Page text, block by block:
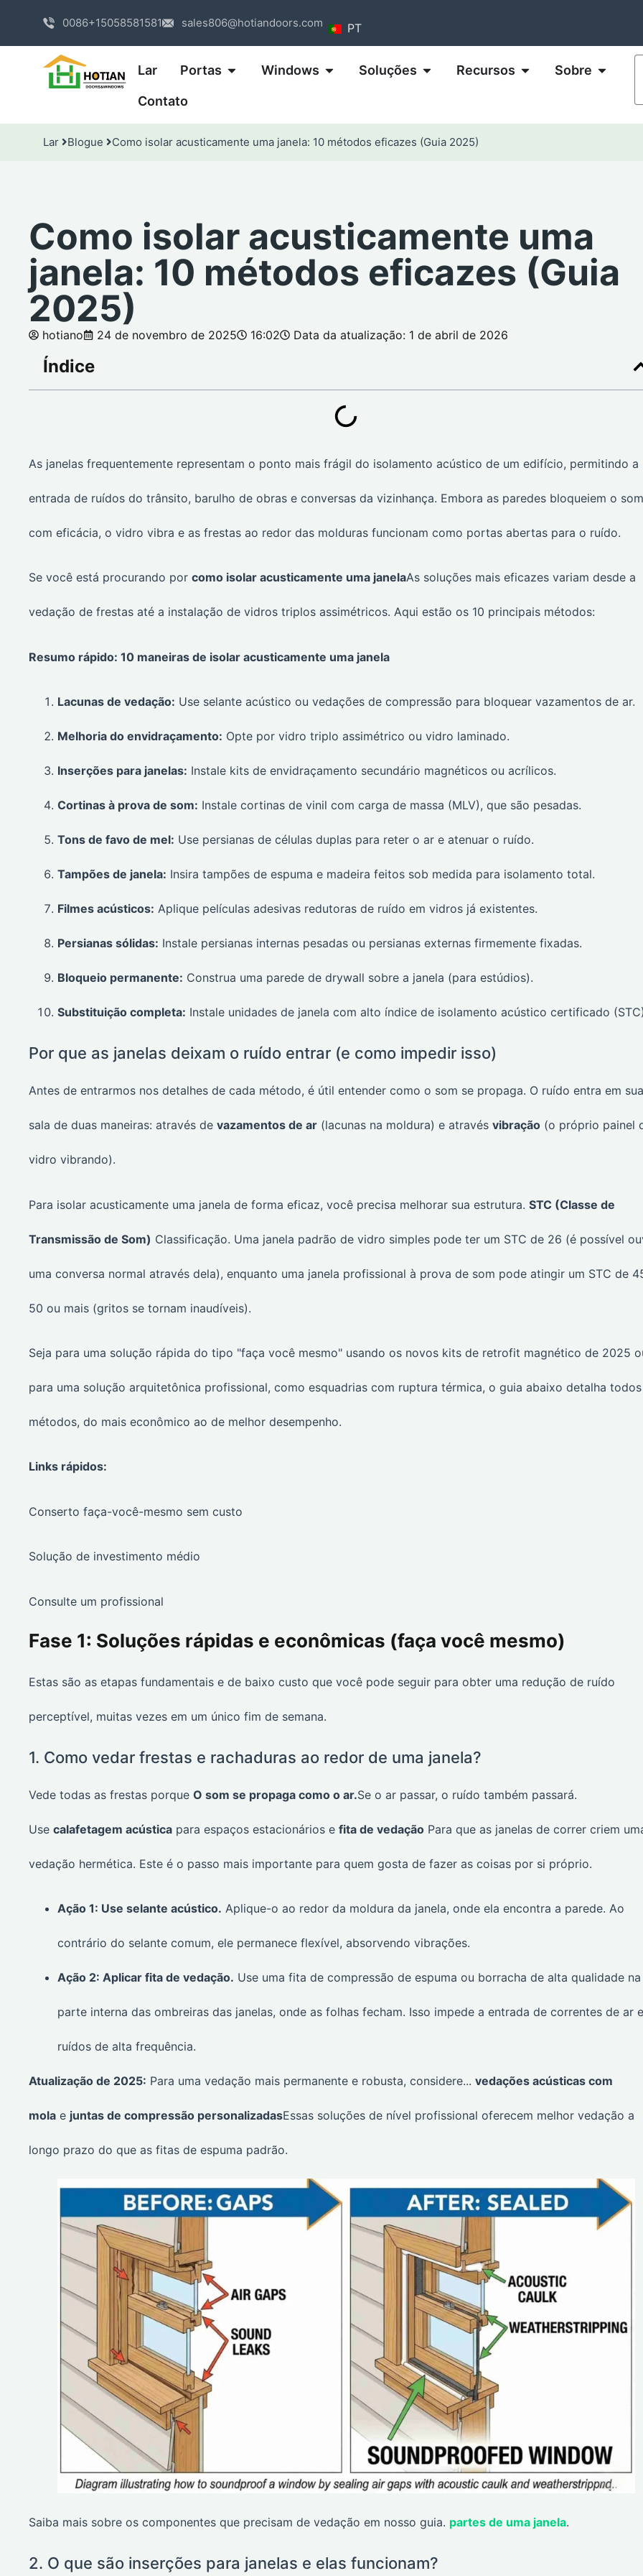
0086+15058581581 sales806@hotiandoors.com PT
Lar Portas Windows Soluções Recursos Sobre
Contato
Lar Blogue Como isolar acusticamente uma janela: 10 métodos eficazes (Guia 2025)
Como isolar acusticamente uma
janela: 10 métodos eficazes (Guia
2025)
hotiano 24 de novembro de 2025 16:02 Data da atualização: 1 de abril de 2026
Índice
As janelas frequentemente representam o ponto mais frágil do isolamento acústico de um edifício, permitindo a
entrada de ruídos do trânsito, barulho de obras e conversas da vizinhança. Embora as paredes bloqueiem o som
com eficácia, o vidro vibra e as frestas ao redor das molduras funcionam como portas abertas para o ruído.
Se você está procurando por como isolar acusticamente uma janelaAs soluções mais eficazes variam desde a
vedação de frestas até a instalação de vidros triplos assimétricos. Aqui estão os 10 principais métodos:
Resumo rápido: 10 maneiras de isolar acusticamente uma janela
Lacunas de vedação: Use selante acústico ou vedações de compressão para bloquear vazamentos de ar.
Melhoria do envidraçamento: Opte por vidro triplo assimétrico ou vidro laminado.
Inserções para janelas: Instale kits de envidraçamento secundário magnéticos ou acrílicos.
Cortinas à prova de som: Instale cortinas de vinil com carga de massa (MLV), que são pesadas.
Tons de favo de mel: Use persianas de células duplas para reter o ar e atenuar o ruído.
Tampões de janela: Insira tampões de espuma e madeira feitos sob medida para isolamento total.
Filmes acústicos: Aplique películas adesivas redutoras de ruído em vidros já existentes.
Persianas sólidas: Instale persianas internas pesadas ou persianas externas firmemente fixadas.
Bloqueio permanente: Construa uma parede de drywall sobre a janela (para estúdios).
Substituição completa: Instale unidades de janela com alto índice de isolamento acústico certificado
Por que as janelas deixam o ruído entrar (e como impedir isso)
Antes de entrarmos nos detalhes de cada método, é útil entender como o som se propaga. O ruído entra em sua
sala de duas maneiras: através de vazamentos de ar (lacunas na moldura) e através vibração (o próprio painel
vidro vibrando).
Para isolar acusticamente uma janela de forma eficaz, você precisa melhorar sua estrutura. STC (Classe de
Transmissão de Som) Classificação. Uma janela padrão de vidro simples pode ter um STC de 26 (é possível
uma conversa normal através dela), enquanto uma janela profissional à prova de som pode atingir um STC de
50 ou mais (gritos se tornam inaudíveis).
Seja para uma solução rápida do tipo "faça você mesmo" usando os novos kits de retrofit magnético de 2025
para uma solução arquitetônica profissional, como esquadrias com ruptura térmica, o guia abaixo detalha
métodos, do mais econômico ao de melhor desempenho.
Links rápidos:
Conserto faça-você-mesmo sem custo
Solução de investimento médio
Consulte um profissional
Fase 1: Soluções rápidas e econômicas (faça você mesmo)
Estas são as etapas fundamentais e de baixo custo que você pode seguir para obter uma redução de ruído
perceptível, muitas vezes em um único fim de semana.
1. Como vedar frestas e rachaduras ao redor de uma janela?
Vede todas as frestas porque O som se propaga como o ar.Se o ar passar, o ruído também passará.
Use calafetagem acústica para espaços estacionários e fita de vedação Para que as janelas de correr criem
vedação hermética. Este é o passo mais importante para quem gosta de fazer as coisas por si próprio.
Ação 1: Use selante acústico. Aplique-o ao redor da moldura da janela, onde ela encontra a parede. Ao
contrário do selante comum, ele permanece flexível, absorvendo vibrações.
Ação 2: Aplicar fita de vedação. Use uma fita de compressão de espuma ou borracha de alta qualidade na
parte interna das ombreiras das janelas, onde as folhas fecham. Isso impede a entrada de correntes de ar e
ruídos de alta frequência.
Atualização de 2025: Para uma vedação mais permanente e robusta, considere... vedações acústicas com
mola e juntas de compressão personalizadasEssas soluções de nível profissional oferecem melhor vedação a
longo prazo do que as fitas de espuma padrão.
Saiba mais sobre os componentes que precisam de vedação em nosso guia. partes de uma janela.
2. O que são inserções para janelas e elas funcionam?